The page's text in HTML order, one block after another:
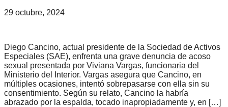
29 octubre, 2024
Diego Cancino, actual presidente de la Sociedad de Activos
Especiales (SAE), enfrenta una grave denuncia de acoso
sexual presentada por Viviana Vargas, funcionaria del
Ministerio del Interior. Vargas asegura que Cancino, en
múltiples ocasiones, intentó sobrepasarse con ella sin su
consentimiento. Según su relato, Cancino la habría
abrazado por la espalda, tocado inapropiadamente y, en […]